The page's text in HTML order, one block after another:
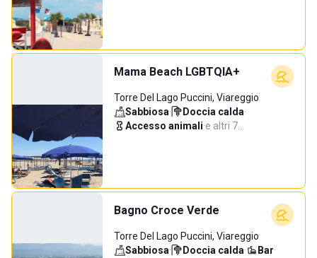
Mama Beach LGBTQIA+
Torre Del Lago Puccini, Viareggio
Sabbiosa· Doccia calda·
Accesso animali·e altri 7…
Bagno Croce Verde
Torre Del Lago Puccini, Viareggio
Sabbiosa· Doccia calda· Bar·